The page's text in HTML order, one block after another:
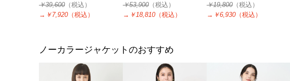
ップ対応)
￥39,600 （税込）
→ ￥7,920 （税込）
￥53,900 （税込）
→ ￥18,810 （税込）
なし/長め)
￥19,800 （税込）
→ ￥6,930 （税込）
ノーカラージャケットのおすすめ